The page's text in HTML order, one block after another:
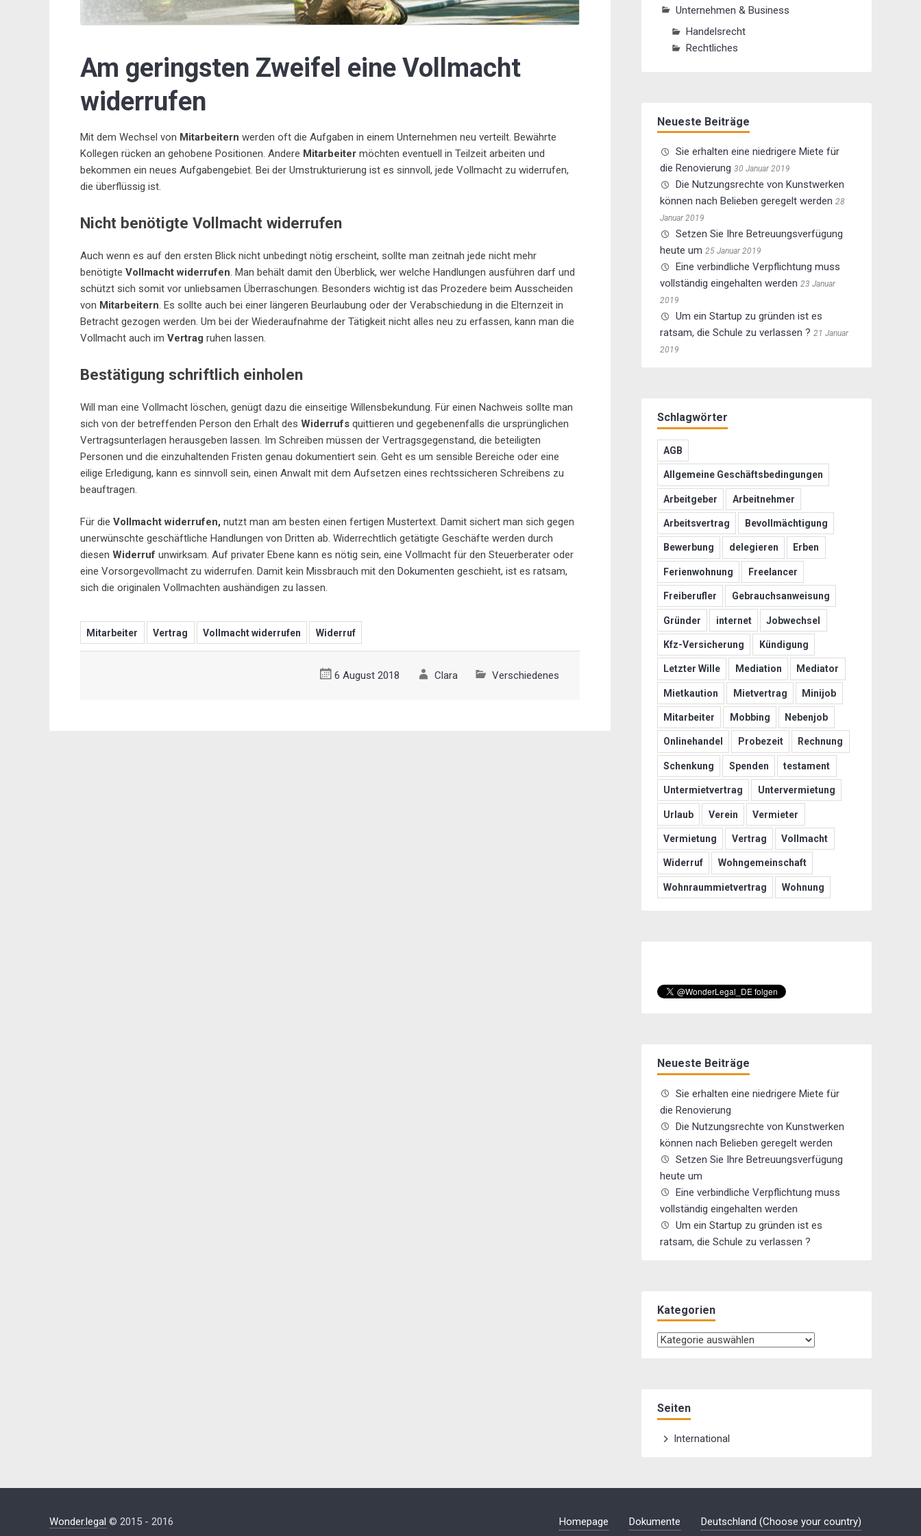
Am geringsten Zweifel eine Vollmacht
widerrufen
Mit dem Wechsel von Mitarbeitern werden oft die Aufgaben in einem Unternehmen neu verteilt. Bewährte
Kollegen rücken an gehobene Positionen. Andere Mitarbeiter möchten eventuell in Teilzeit arbeiten und
bekommen ein neues Aufgabengebiet. Bei der Umstrukturierung ist es sinnvoll, jede Vollmacht zu widerrufen,
die überflüssig ist.
Nicht benötigte Vollmacht widerrufen
Auch wenn es auf den ersten Blick nicht unbedingt nötig erscheint, sollte man zeitnah jede nicht mehr
benötigte Vollmacht widerrufen. Man behält damit den Überblick, wer welche Handlungen ausführen darf und
schützt sich somit vor unliebsamen Überraschungen. Besonders wichtig ist das Prozedere beim Ausscheiden
von Mitarbeitern. Es sollte auch bei einer längeren Beurlaubung oder der Verabschiedung in die Elternzeit in
Betracht gezogen werden. Um bei der Wiederaufnahme der Tätigkeit nicht alles neu zu erfassen, kann man die
Vollmacht auch im Vertrag ruhen lassen.
Bestätigung schriftlich einholen
Will man eine Vollmacht löschen, genügt dazu die einseitige Willensbekundung. Für einen Nachweis sollte man
sich von der betreffenden Person den Erhalt des Widerrufs quittieren und gegebenenfalls die ursprünglichen
Vertragsunterlagen herausgeben lassen. Im Schreiben müssen der Vertragsgegenstand, die beteiligten
Personen und die einzuhaltenden Fristen genau dokumentiert sein. Geht es um sensible Bereiche oder eine
eilige Erledigung, kann es sinnvoll sein, einen Anwalt mit dem Aufsetzen eines rechtssicheren Schreibens zu
beauftragen.
Für die Vollmacht widerrufen, nutzt man am besten einen fertigen Mustertext. Damit sichert man sich gegen
unerwünschte geschäftliche Handlungen von Dritten ab. Widerrechtlich getätigte Geschäfte werden durch
diesen Widerruf unwirksam. Auf privater Ebene kann es nötig sein, eine Vollmacht für den Steuerberater oder
eine Vorsorgevollmacht zu widerrufen. Damit kein Missbrauch mit den Dokumenten geschieht, ist es ratsam,
sich die originalen Vollmachten aushändigen zu lassen.
Mitarbeiter Vertrag Vollmacht widerrufen Widerruf
6 August 2018 Clara Verschiedenes
Unternehmen & Business
Handelsrecht
Rechtliches
Neueste Beiträge
Sie erhalten eine niedrigere Miete für
die Renovierung 30 Januar 2019
Die Nutzungsrechte von Kunstwerken
können nach Belieben geregelt werden 28
Januar 2019
Setzen Sie Ihre Betreuungsverfügung
heute um 25 Januar 2019
Eine verbindliche Verpflichtung muss
vollständig eingehalten werden 23 Januar
2019
Um ein Startup zu gründen ist es
ratsam, die Schule zu verlassen ? 21 Januar
2019
Schlagwörter
AGB
Allgemeine Geschäftsbedingungen
Arbeitgeber Arbeitnehmer
Arbeitsvertrag Bevollmächtigung
Bewerbung delegieren Erben
Ferienwohnung Freelancer
Freiberufler Gebrauchsanweisung
Gründer internet Jobwechsel
Kfz-Versicherung Kündigung
Letzter Wille Mediation Mediator
Mietkaution Mietvertrag Minijob
Mitarbeiter Mobbing Nebenjob
Onlinehandel Probezeit Rechnung
Schenkung Spenden testament
Untermietvertrag Untervermietung
Urlaub Verein Vermieter
Vermietung Vertrag Vollmacht
Widerruf Wohngemeinschaft
Wohnraummietvertrag Wohnung
Neueste Beiträge
Sie erhalten eine niedrigere Miete für
die Renovierung
Die Nutzungsrechte von Kunstwerken
können nach Belieben geregelt werden
Setzen Sie Ihre Betreuungsverfügung
heute um
Eine verbindliche Verpflichtung muss
vollständig eingehalten werden
Um ein Startup zu gründen ist es
ratsam, die Schule zu verlassen ?
Kategorien
Kategorien
Seiten
International
Wonder.legal © 2015 - 2016 Homepage Dokumente Deutschland (Choose your country)